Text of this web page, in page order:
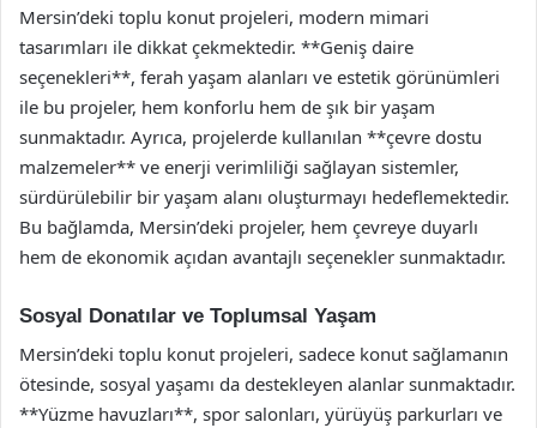
Mersin’deki toplu konut projeleri, modern mimari
tasarımları ile dikkat çekmektedir. **Geniş daire
seçenekleri**, ferah yaşam alanları ve estetik görünümleri
ile bu projeler, hem konforlu hem de şık bir yaşam
sunmaktadır. Ayrıca, projelerde kullanılan **çevre dostu
malzemeler** ve enerji verimliliği sağlayan sistemler,
sürdürülebilir bir yaşam alanı oluşturmayı hedeflemektedir.
Bu bağlamda, Mersin’deki projeler, hem çevreye duyarlı
hem de ekonomik açıdan avantajlı seçenekler sunmaktadır.
Sosyal Donatılar ve Toplumsal Yaşam
Mersin’deki toplu konut projeleri, sadece konut sağlamanın
ötesinde, sosyal yaşamı da destekleyen alanlar sunmaktadır.
**Yüzme havuzları**, spor salonları, yürüyüş parkurları ve